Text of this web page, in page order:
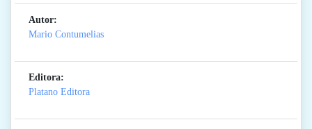
Autor:
Mario Contumelias
Editora:
Platano Editora